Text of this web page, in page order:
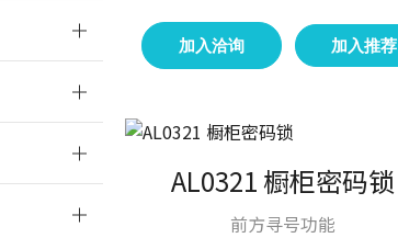
加入洽询 加入推荐
AL0321 橱柜密码锁
前方寻号功能